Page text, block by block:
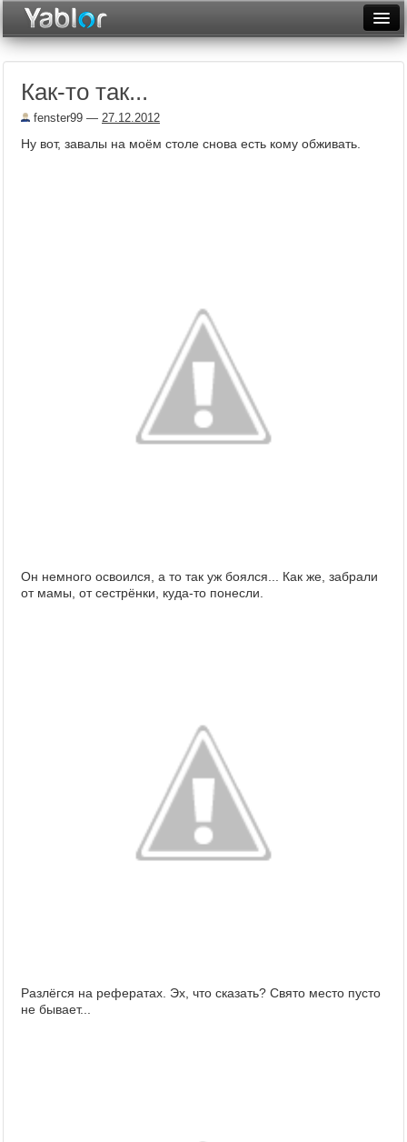
Как-то так...
fenster99 — 27.12.2012
Ну вот, завалы на моём столе снова есть кому обживать.
Он немного освоился, а то так уж боялся... Как же, забрали
от мамы, от сестрёнки, куда-то понесли.
Разлёгся на рефератах. Эх, что сказать? Свято место пусто
не бывает...